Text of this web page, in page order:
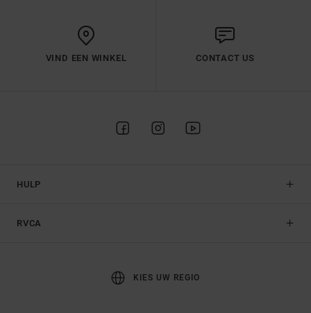
VIND EEN WINKEL CONTACT US
HULP
RVCA
KIES UW REGIO